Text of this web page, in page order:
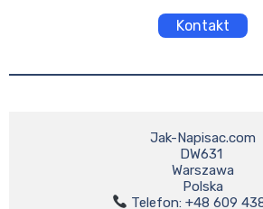
Kontakt
Jak-Napisac.com
DW631
Warszawa